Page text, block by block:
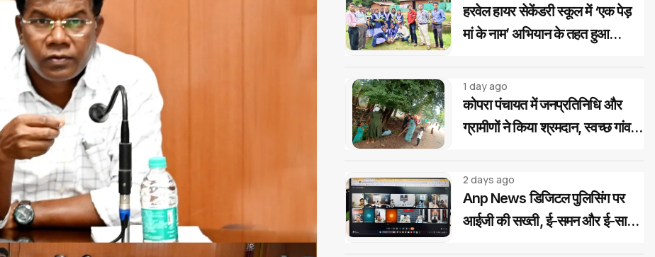
हरवेल हायर सेकेंडरी स्कूल में ‘एक पेड़
मां के नाम’ अभियान के तहत हुआ
सुरक्षा का संकल्प
1 day ago
कोपरा पंचायत में जनप्रतिनिधि और
ग्रामीणों ने किया श्रमदान, स्वच्छ गांव
2 days ago
Anp News डिजिटल पुलिसिंग पर
आईजी की सख्ती, ई-समन और ई-साक्ष्य